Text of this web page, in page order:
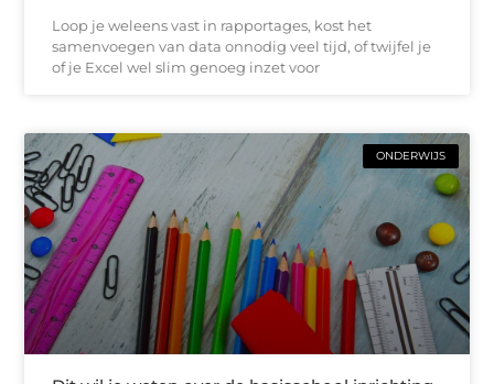
Loop je weleens vast in rapportages, kost het
samenvoegen van data onnodig veel tijd, of twijfel je
of je Excel wel slim genoeg inzet voor
ONDERWIJS